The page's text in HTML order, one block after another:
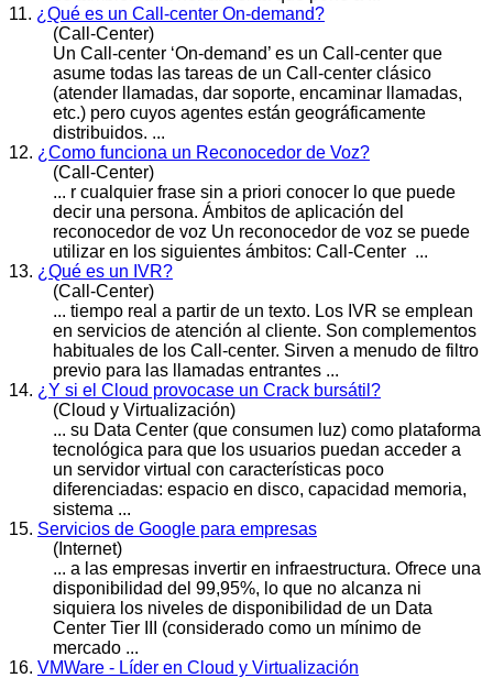
11. ¿Qué es un Call-center On-demand?
(Call-Center)
Un Call-center ‘On-demand’ es un Call-center que
asume todas las tareas de un Call-center clásico
(atender llamadas, dar soporte, encaminar llamadas,
etc.) pero cuyos agentes están geográficamente
distribuidos. ...
12. ¿Como funciona un Reconocedor de Voz?
(Call-Center)
... r cualquier frase sin a priori conocer lo que puede
decir una persona. Ámbitos de aplicación del
reconocedor de voz Un reconocedor de voz se puede
utilizar en los siguientes ámbitos: Call-Center ...
13. ¿Qué es un IVR?
(Call-Center)
... tiempo real a partir de un texto. Los IVR se emplean
en servicios de atención al cliente. Son complementos
habituales de los Call-center. Sirven a menudo de filtro
previo para las llamadas entrantes ...
14. ¿Y si el Cloud provocase un Crack bursátil?
(Cloud y Virtualización)
... su Data Center (que consumen luz) como plataforma
tecnológica para que los usuarios puedan acceder a
un servidor virtual con características poco
diferenciadas: espacio en disco, capacidad memoria,
sistema ...
15. Servicios de Google para empresas
(Internet)
... a las empresas invertir en infraestructura. Ofrece una
disponibilidad del 99,95%, lo que no alcanza ni
siquiera los niveles de disponibilidad de un Data
Center Tier III (considerado como un mínimo de
mercado ...
16. VMWare - Líder en Cloud y Virtualización